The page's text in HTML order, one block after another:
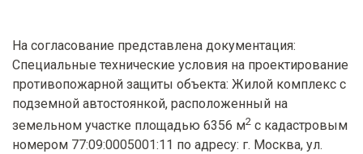
На согласование представлена документация:
Специальные технические условия на проектирование
противопожарной защиты объекта: Жилой комплекс с
подземной автостоянкой, расположенный на
земельном участке площадью 6356 м2 с кадастровым
номером 77:09:0005001:11 по адресу: г. Москва, ул.